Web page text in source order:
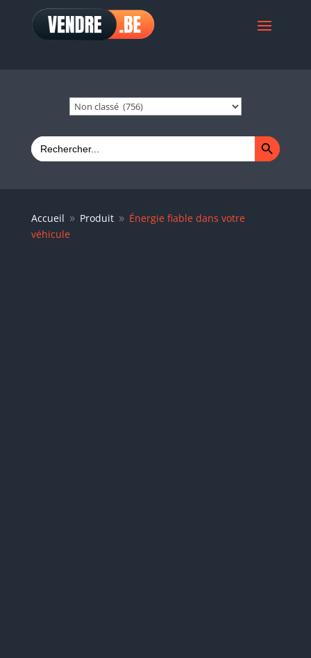
Search
for:
Search Button
Accueil 9 Produit 9 Énergie fiable dans votre
véhicule